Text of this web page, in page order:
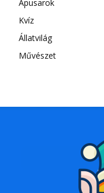
Apusarok
Kvíz
Állatvilág
Művészet